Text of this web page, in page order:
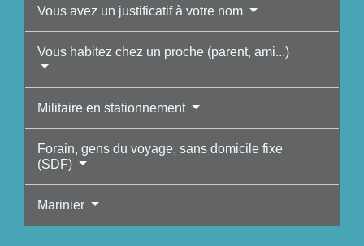
Vous avez un justificatif à votre nom
Vous habitez chez un proche (parent, ami...)
Militaire en stationnement
Forain, gens du voyage, sans domicile fixe
(SDF)
Marinier